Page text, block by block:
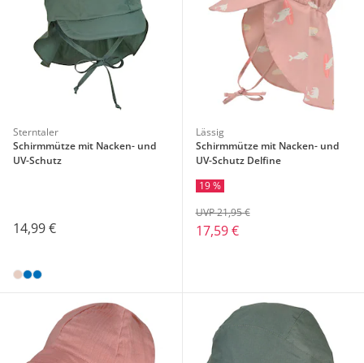
Sterntaler
Schirmmütze mit Nacken- und
UV-Schutz
14,99 €
Lässig
Schirmmütze mit Nacken- und
UV-Schutz Delfine
19 %
17,59 €
UVP 21,95 €